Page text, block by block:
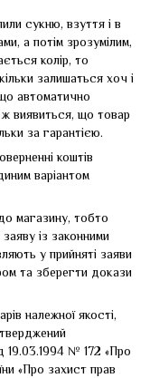
сукню, взуття і в
а потім зрозумілим,
колір, то
залишаться хоч і
автоматично
виявиться, що товар
за гарантією.
коштів
варіантом
магазину, тобто
із законними
у прийняті заяви
та зберегти докази
належної якості,
19.03.1994 № 172 «Про
«Про захист прав